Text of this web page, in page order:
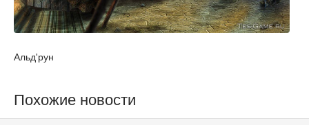
Альд'рун
Похожие новости